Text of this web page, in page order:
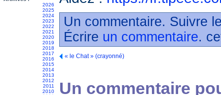
2026
2025
2024
2023
2022
2021
2020
2019
2018
2017
2016
2015
2014
2013
2012
2011
2010
Un commentaire. Suivre
Écrire un commentaire.
« le Chat » (crayonné)
Un commentaire